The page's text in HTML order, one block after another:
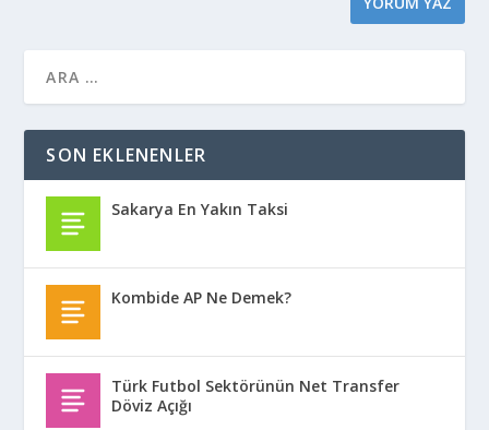
SON EKLENENLER
Sakarya En Yakın Taksi
Kombide AP Ne Demek?
Türk Futbol Sektörünün Net Transfer
Döviz Açığı